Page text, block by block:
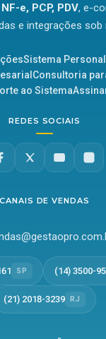
NF-e, PCP, PDV, e-
e integrações sob
Sistema
Consultoria
ao Sistema
REDES SOCIAIS
CANAIS DE VENDAS
SP (14) 3500-
(21) 2018-3239 RJ